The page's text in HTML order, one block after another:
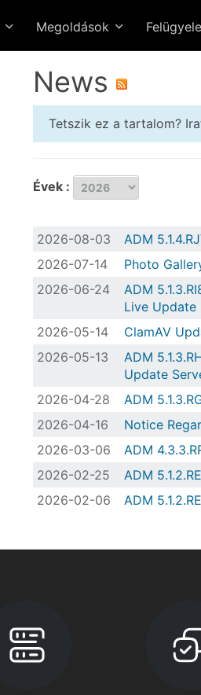
Megoldások
News
Tetszik ez a tartalom?
Évek :
2026-08-03
ADM
2026-07-14
Photo
2026-06-24
ADM
Live Update
2026-05-14
ClamAV
2026-05-13
ADM
Update
2026-04-28
ADM
2026-04-16
Notice
2026-03-06
ADM
2026-02-25
ADM
2026-02-06
ADM